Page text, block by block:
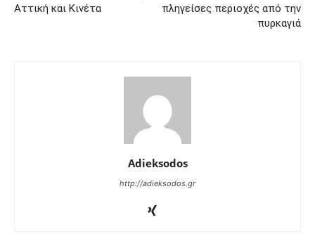
Αττική και Κινέτα
πληγείσες περιοχές από την
πυρκαγιά
Adieksodos
http://adieksodos.gr